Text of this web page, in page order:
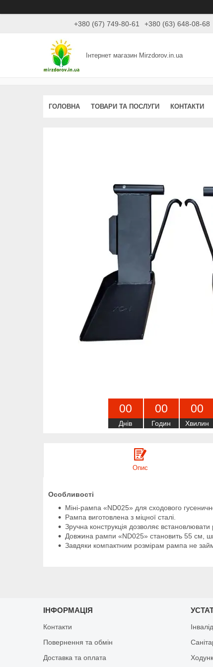
+380 (67) 749-80-61 +380 (63) 648-08-68
Інтернет магазин Mirzdorov.in.ua
ГОЛОВНА ТОВАРИ ТА ПОСЛУГИ КОНТАКТИ
00
Днів
00
Годин
00
Хвилин
Опис
Особливості
Міні-рампа «ND025» для сходового
Рампа виготовлена з міцної сталі.
Зручна конструкція дозволяє
Довжина рампи «ND025» становить 55 см,
Завдяки компактним розмірам рампа не
ІНФОРМАЦІЯ
Контакти
Повернення та обмін
Доставка та оплата